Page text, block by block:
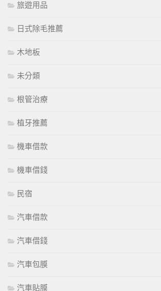
旅遊用品
日式除毛推薦
木地板
未分類
根管治療
植牙推薦
機車借款
機車借錢
民宿
汽車借款
汽車借錢
汽車包膜
汽車貼膜